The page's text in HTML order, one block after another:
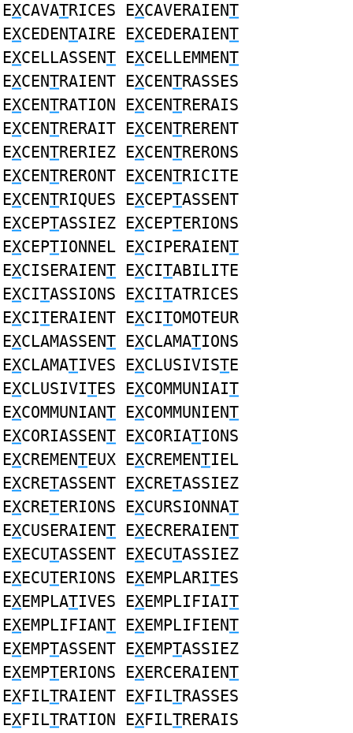
EXCAVATRICES EXCAVERAIENT
EXCEDENTAIRE EXCEDERAIENT
EXCELLASSENT EXCELLEMMENT
EXCENTRAIENT EXCENTRASSES
EXCENTRATION EXCENTRERAIS
EXCENTRERAIT EXCENTRERENT
EXCENTRERIEZ EXCENTRERONS
EXCENTRERONT EXCENTRICITE
EXCENTRIQUES EXCEPTASSENT
EXCEPTASSIEZ EXCEPTERIONS
EXCEPTIONNEL EXCIPERAIENT
EXCISERAIENT EXCITABILITE
EXCITASSIONS EXCITATRICES
EXCITERAIENT EXCITOMOTEUR
EXCLAMASSENT EXCLAMATIONS
EXCLAMATIVES EXCLUSIVISTE
EXCLUSIVITES EXCOMMUNIAIT
EXCOMMUNIANT EXCOMMUNIENT
EXCORIASSENT EXCORIATIONS
EXCREMENTEUX EXCREMENTIEL
EXCRETASSENT EXCRETASSIEZ
EXCRETERIONS EXCURSIONNAT
EXCUSERAIENT EXECRERAIENT
EXECUTASSENT EXECUTASSIEZ
EXECUTERIONS EXEMPLARITES
EXEMPLATIVES EXEMPLIFIAIT
EXEMPLIFIANT EXEMPLIFIENT
EXEMPTASSENT EXEMPTASSIEZ
EXEMPTERIONS EXERCERAIENT
EXFILTRAIENT EXFILTRASSES
EXFILTRATION EXFILTRERAIS